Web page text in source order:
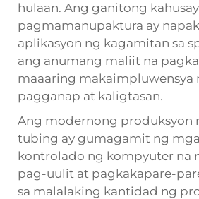
hulaan. Ang ganitong
pagmamanupaktura ay
aplikasyon ng kagamitan sa
ang anumang maliit na
maaaring makaimpluwensya
pagganap at kaligtasan.
Ang modernong produksyon
tubing ay gumagamit ng
kontrolado ng kompyuter na
pag-uulit at pagkakapare-
sa malalaking kantidad ng